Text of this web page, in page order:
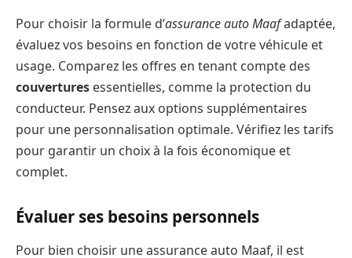
Pour choisir la formule d’assurance auto Maafadaptée,
évaluez vos besoins en fonction de votre véhicule et
usage. Comparez les offres en tenant compte des
couvertures essentielles, comme la protection du
conducteur. Pensez aux options supplémentaires
pour une personnalisation optimale. Vérifiez les tarifs
pour garantir un choix à la fois économique et
complet.
Évaluer ses besoins personnels
Pour bien choisir une assurance auto Maaf, il est